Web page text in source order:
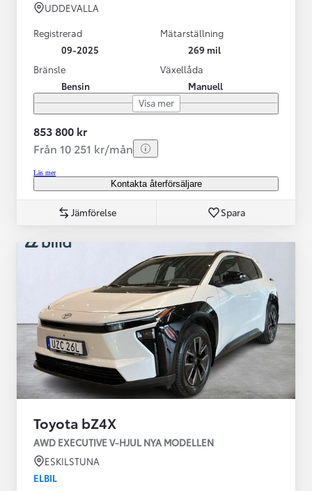
UDDEVALLA
Registrerad
09-2025
Mätarställning
269 mil
Bränsle
Bensin
Växellåda
Manuell
Visa mer
853 800 kr
Från 10 251 kr/mån
Läs mer
Kontakta återförsäljare
Jämförelse Spara
Toyota bZ4X
AWD EXECUTIVE V-HJUL NYA MODELLEN
ESKILSTUNA
ELBIL